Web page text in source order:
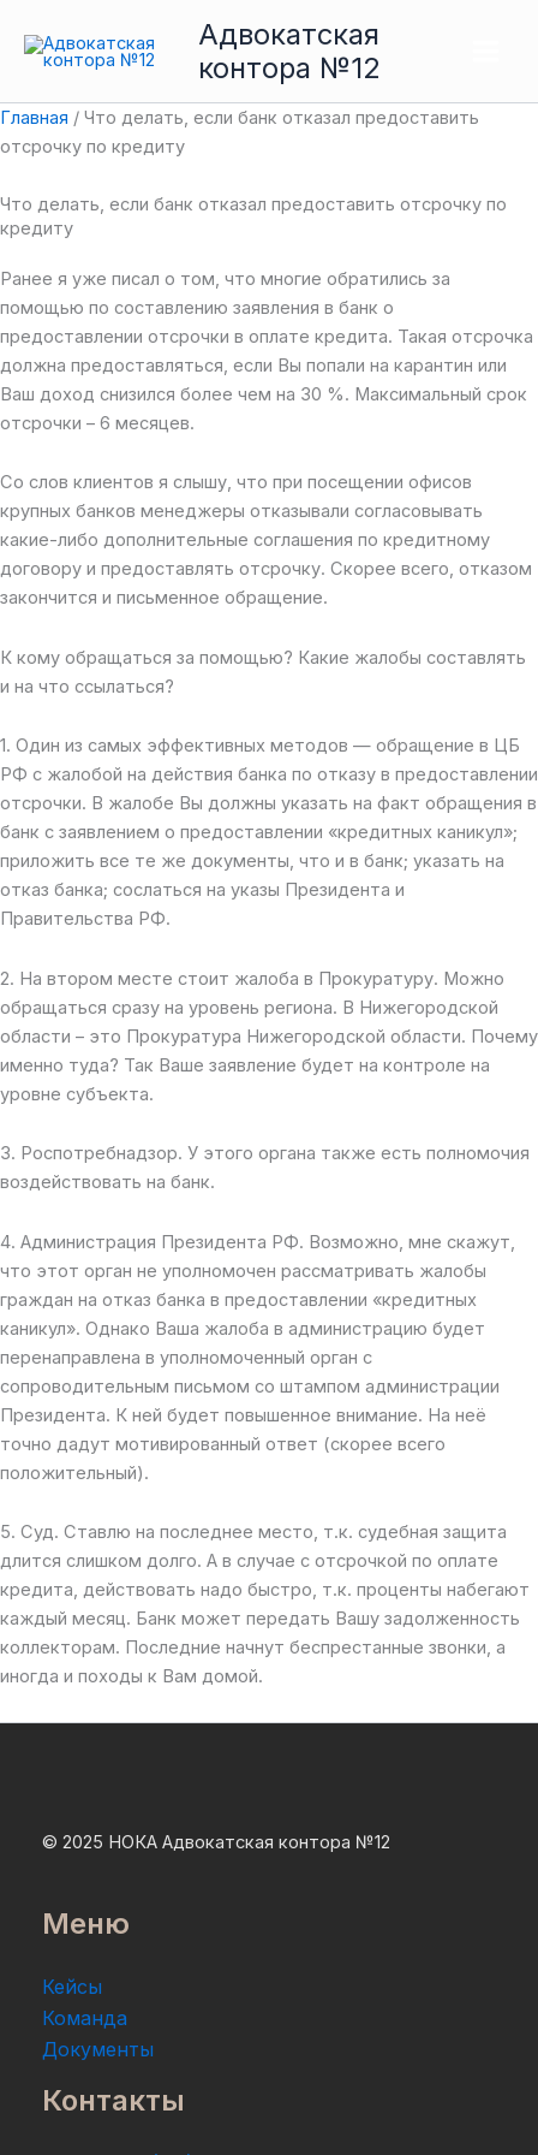
содержимому
Адвокатская
контора №12
Главная / Что делать, если банк отказал предоставить
отсрочку по кредиту
Что делать, если банк отказал предоставить отсрочку по
кредиту
Ранее я уже писал о том, что многие обратились за
помощью по составлению заявления в банк о
предоставлении отсрочки в оплате кредита. Такая отсрочка
должна предоставляться, если Вы попали на карантин или
Ваш доход снизился более чем на 30 %. Максимальный срок
отсрочки – 6 месяцев.
Со слов клиентов я слышу, что при посещении офисов
крупных банков менеджеры отказывали согласовывать
какие-либо дополнительные соглашения по кредитному
договору и предоставлять отсрочку. Скорее всего, отказом
закончится и письменное обращение.
К кому обращаться за помощью? Какие жалобы составлять
и на что ссылаться?
1. Один из самых эффективных методов — обращение в ЦБ
РФ с жалобой на действия банка по отказу в предоставлении
отсрочки. В жалобе Вы должны указать на факт обращения в
банк с заявлением о предоставлении «кредитных каникул»;
приложить все те же документы, что и в банк; указать на
отказ банка; сослаться на указы Президента и
Правительства РФ.
2. На втором месте стоит жалоба в Прокуратуру. Можно
обращаться сразу на уровень региона. В Нижегородской
области – это Прокуратура Нижегородской области. Почему
именно туда? Так Ваше заявление будет на контроле на
уровне субъекта.
3. Роспотребнадзор. У этого органа также есть полномочия
воздействовать на банк.
4. Администрация Президента РФ. Возможно, мне скажут,
что этот орган не уполномочен рассматривать жалобы
граждан на отказ банка в предоставлении «кредитных
каникул». Однако Ваша жалоба в администрацию будет
перенаправлена в уполномоченный орган с
сопроводительным письмом со штампом администрации
Президента. К ней будет повышенное внимание. На неё
точно дадут мотивированный ответ (скорее всего
положительный).
5. Суд. Ставлю на последнее место, т.к. судебная защита
длится слишком долго. А в случае с отсрочкой по оплате
кредита, действовать надо быстро, т.к. проценты набегают
каждый месяц. Банк может передать Вашу задолженность
коллекторам. Последние начнут беспрестанные звонки, а
иногда и походы к Вам домой.
© 2025 НОКА Адвокатская контора №12
Меню
Кейсы
Команда
Документы
Контакты